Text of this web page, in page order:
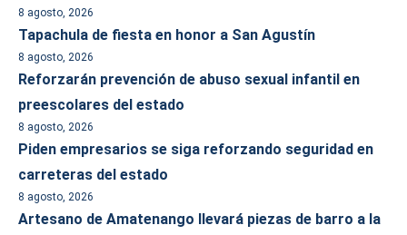
8 agosto, 2026
Tapachula de fiesta en honor a San Agustín
8 agosto, 2026
Reforzarán prevención de abuso sexual infantil en
preescolares del estado
8 agosto, 2026
Piden empresarios se siga reforzando seguridad en
carreteras del estado
8 agosto, 2026
Artesano de Amatenango llevará piezas de barro a la